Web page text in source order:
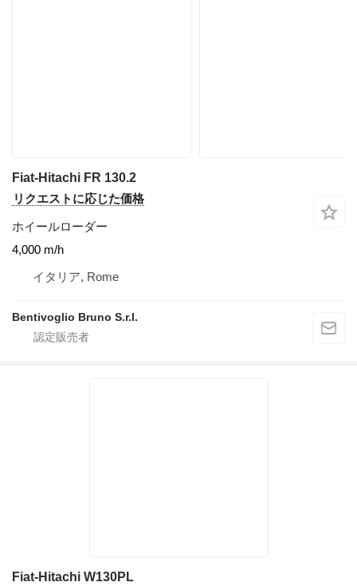
Fiat-Hitachi FR 130.2
リクエストに応じた価格
ホイールローダー
4,000 m/h
イタリア, Rome
Bentivoglio Bruno S.r.l.
Fiat-Hitachi W130PL